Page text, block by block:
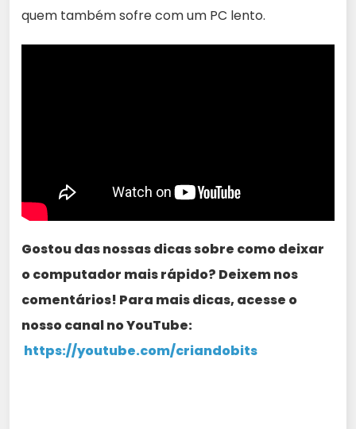
quem também sofre com um PC lento.
Gostou das nossas dicas sobre como deixar
o computador mais rápido? Deixem nos
comentários! Para mais dicas, acesse o
nosso canal no YouTube:
https://youtube.com/criandobits